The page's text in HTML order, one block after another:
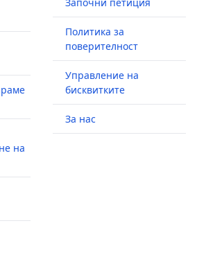
на
Политика за
поверителност
Управление на
бисквитките
За нас